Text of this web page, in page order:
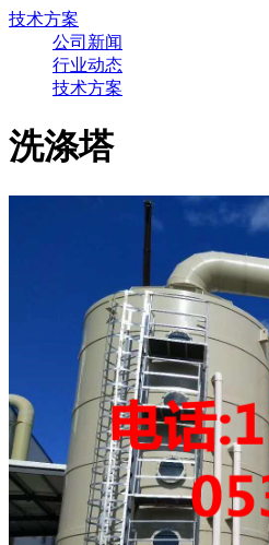
技术方案
公司新闻
行业动态
技术方案
洗涤塔